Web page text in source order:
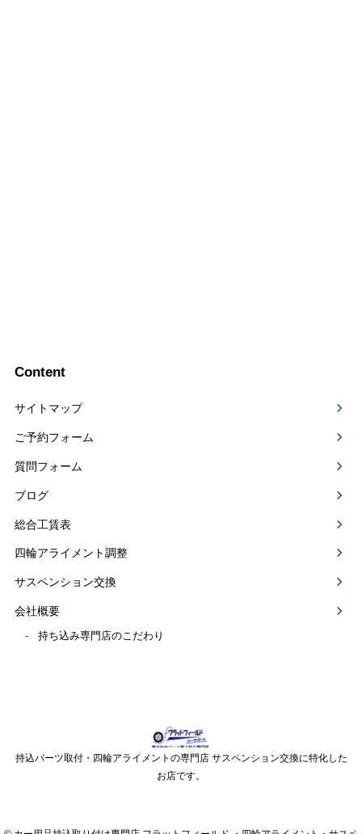
Content
サイトマップ
ご予約フォーム
質問フォーム
ブログ
総合工賃表
四輪アライメント調整
サスペンション交換
会社概要
持ち込み専門店のこだわり
持込パーツ取付・四輪アライメントの専門店 サスペンション交換に特化した
お店です。